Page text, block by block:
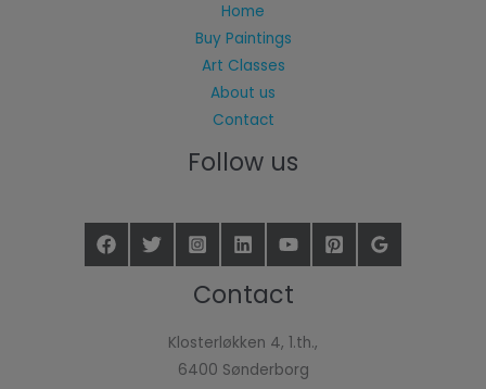
Home
Buy Paintings
Art Classes
About us
Contact
Follow us
Contact
Klosterløkken 4, 1.th.,
6400 Sønderborg